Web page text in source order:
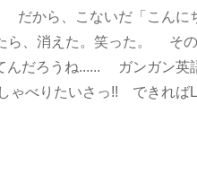
から、こないだ「こんに
ら、消えた。笑った。 そ
だろうね...... ガンガン英
べりたいさっ!! できれば